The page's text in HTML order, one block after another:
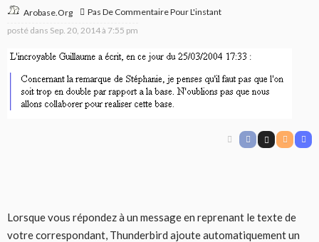
Arobase.org
Pas De Commentaire Pour L'instant
posté dans Sep. 20, 2014 à 7:55 pm
Lorsque vous répondez à un message en reprenant le texte de
votre correspondant, Thunderbird ajoute automatiquement un